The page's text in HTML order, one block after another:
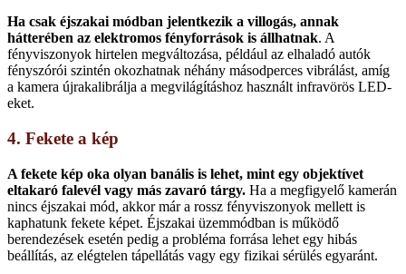
Ha csak éjszakai módban jelentkezik a villogás, annak
hátterében az elektromos fényforrások is állhatnak. A
fényviszonyok hirtelen megváltozása, például az elhaladó autók
fényszórói szintén okozhatnak néhány másodperces vibrálást, amíg
a kamera újrakalibrálja a megvilágításhoz használt infravörös LED-
eket.
4. Fekete a kép
A fekete kép oka olyan banális is lehet, mint egy objektívet
eltakaró falevél vagy más zavaró tárgy. Ha a megfigyelő kamerán
nincs éjszakai mód, akkor már a rossz fényviszonyok mellett is
kaphatunk fekete képet. Éjszakai üzemmódban is működő
berendezések esetén pedig a probléma forrása lehet egy hibás
beállítás, az elégtelen tápellátás vagy egy fizikai sérülés egyaránt.